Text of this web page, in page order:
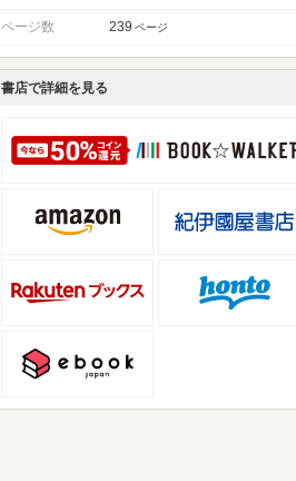
ページ数 239 ページ
書店で詳細を見る